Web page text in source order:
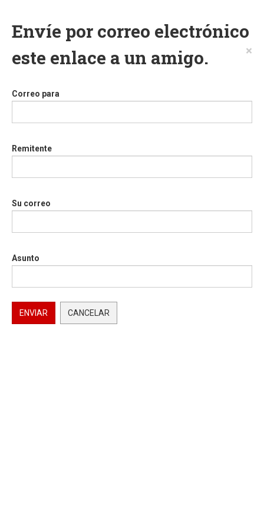
Envíe por correo electrónico
este enlace a un amigo.
×
Correo para
Remitente
Su correo
Asunto
ENVIAR CANCELAR